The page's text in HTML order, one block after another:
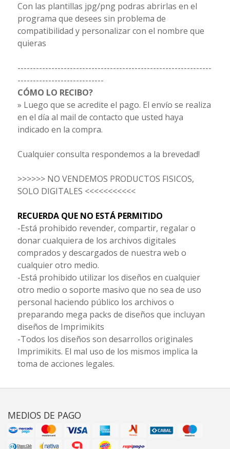
Con las plantillas jpg/png podras abrirlas en el
programa que desees sin problema de
compatibilidad y personalizar con el nombre que
quieras
---------------------------------------------------------------
----------------------------
CÓMO LO RECIBO?
» Luego que se acredite el pago. El envío se realiza
en el día al mail de contacto que usted haya
indicado en la compra.
Cualquier consulta respondemos a la brevedad!
>>>>>> NO VENDEMOS PRODUCTOS FISICOS,
SOLO DIGITALES <<<<<<<<<<<
RECUERDA QUE NO ESTÁ PERMITIDO
-Está prohibido revender, compartir, regalar o
donar cualquiera de los archivos digitales
comprados y descargados de nuestra web o
cualquier otro medio.
-Está prohibido utilizar los diseños en cualquier
otro medio o soporte masivo que no sea de uso
personal haciendo público los archivos o
preparando mega packs de diseños que incluyan
diseños de Imprimikits
-Todos los diseños son desarrollos originales
Imprimikits. El mal uso de los mismos implica la
toma de acciones legales.
MEDIOS DE PAGO